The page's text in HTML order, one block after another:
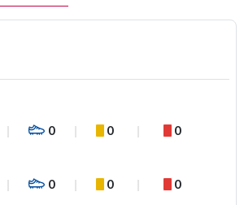
0 0 0
0 0 0